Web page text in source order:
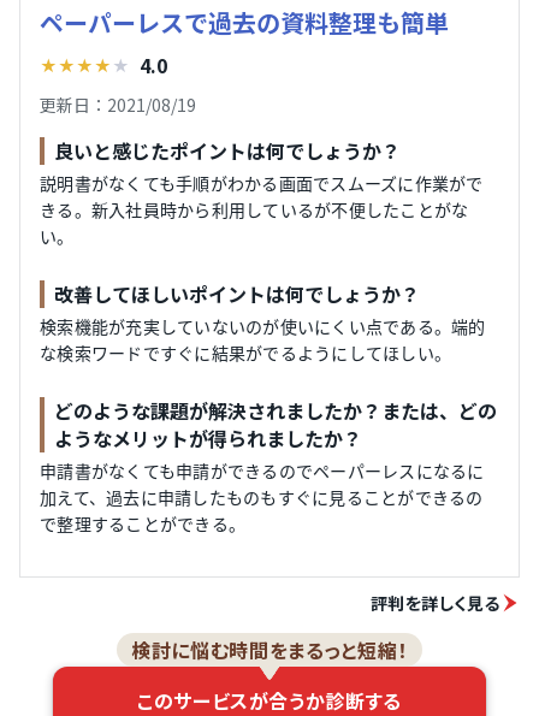
ペーパーレスで過去の資料整理も簡単
★★★★ ★ 4.0
更新日：2021/08/19
良いと感じたポイントは何でしょうか？
説明書がなくても手順がわかる画面でスムーズに作業がで
きる。新入社員時から利用しているが不便したことがな
い。
改善してほしいポイントは何でしょうか？
検索機能が充実していないのが使いにくい点である。端的
な検索ワードですぐに結果がでるようにしてほしい。
どのような課題が解決されましたか？または、どの
ようなメリットが得られましたか？
申請書がなくても申請ができるのでペーパーレスになるに
加えて、過去に申請したものもすぐに見ることができるの
で整理することができる。
評判を詳しく見る
検討に悩む時間をまるっと短縮！
このサービスが合うか診断する